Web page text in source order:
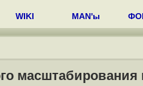
WIKI MAN'ы
масштабирования